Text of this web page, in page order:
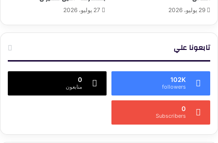
29 يوليو، 2026 27 يوليو، 2026
تابعونا علي
102K
followers
0
متابعون
0
Subscribers